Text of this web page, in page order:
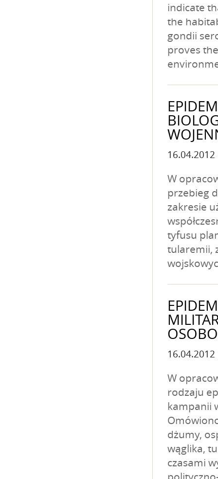
indicate
the
gondii
proves
W
przebieg
zakresie
tyfusu
tularemii,
W
rodzaju
kampanii
dżumy,
wąglika,
czasami